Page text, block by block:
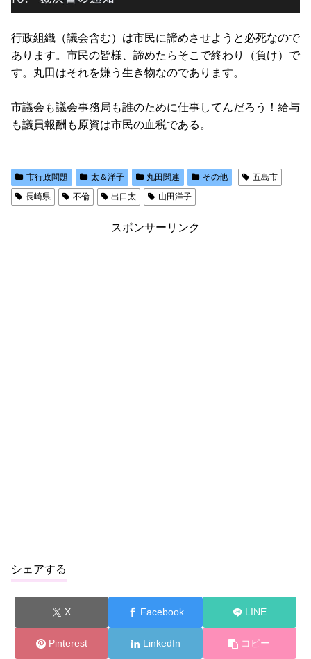
行政組織（議会含む）は市民に諦めさせようと必死なので
あります。市民の皆様、諦めたらそこで終わり（負け）で
す。丸田はそれを嫌う生き物なのであります。
市議会も議会事務局も誰のために仕事してんだろう！給与
も議員報酬も原資は市民の血税である。
市行政問題 太＆洋子 丸田関連 その他
五島市
長崎県
不倫 出口太 山田洋子
スポンサーリンク
シェアする
X Facebook LINE
Pinterest LinkedIn コピー